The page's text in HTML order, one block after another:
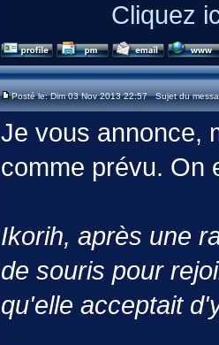
Cliquez
Posté le: Dim 03 Nov 2013 22:57 Sujet du
Je vous annonce,
comme prévu. On
Ikorih, après une
de souris pour
qu'elle acceptait